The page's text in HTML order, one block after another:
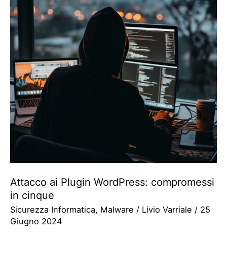
Attacco ai Plugin WordPress: compromessi
in cinque
Sicurezza Informatica, Malware / Livio Varriale / 25
Giugno 2024